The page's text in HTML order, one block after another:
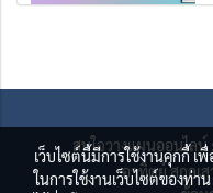
สนใจวางแผนออนไล
อาทิตย์ สกุลเส
เว็บไซต์นี้มีการใช้งานคุกกี้
ในการใช้งานเว็บไซต์ของท่า